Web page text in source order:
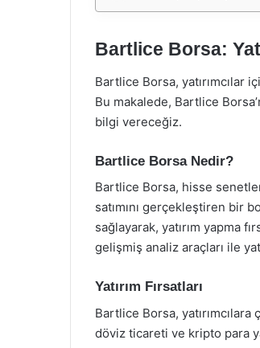
Bartlice Borsa:
Bartlice Borsa, yatırımcılar
Bu makalede, Bartlice
bilgi vereceğiz.
Bartlice Borsa Nedir?
Bartlice Borsa, hisse
satımını gerçekleştiren bir
sağlayarak, yatırım yapma
gelişmiş analiz araçları ile
Yatırım Fırsatları
Bartlice Borsa, yatırımcılara
döviz ticareti ve kripto para